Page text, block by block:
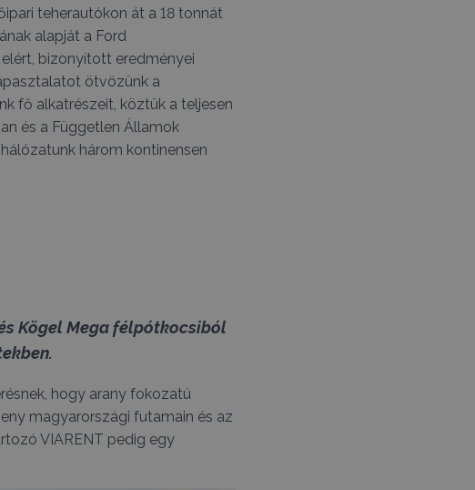
teherautókon át a 18 tonnát
alapját a Ford
bizonyított eredményei
ötvözünk a
fő alkatrészeit, köztük a teljesen
és a Független Államok
három kontinensen
Kögel Mega félpótkocsiból
hogy arany fokozatú
magyarországi futamain és az
VIARENT pedig egy